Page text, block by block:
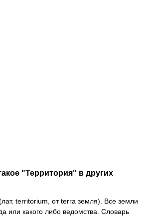
"Территория" в других
territorium, от terra земля). Все земли
или какого либо ведомства. Словарь